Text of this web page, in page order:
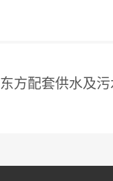
方配套供水及